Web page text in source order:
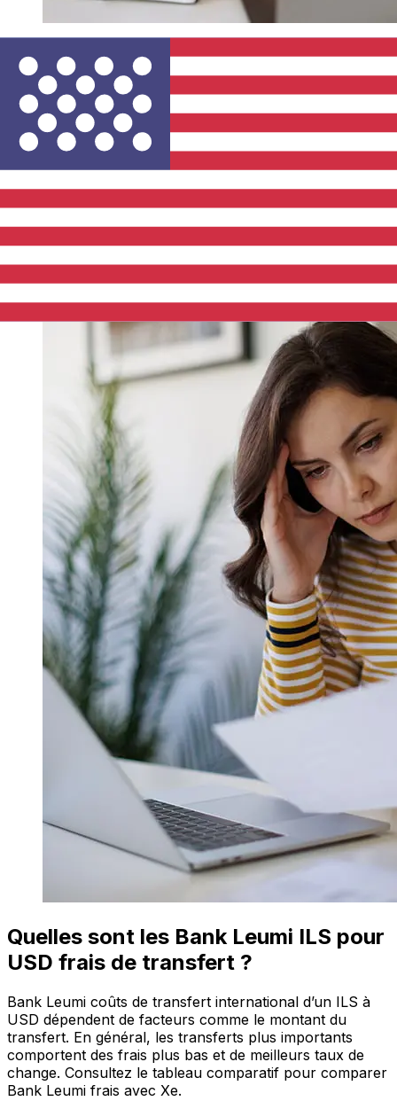
À quelle vitesse un transfert Bank
Leumi ILS USD ?
Les délais de livraison pour les transferts internationaux
avec Bank Leumi de Israël à États-Unis varient selon le
général, les virements bancaires internationaux
prennent de 1 à 5 jours ouvrables. Des facteurs tels que
les jours fériés bancaires et les contrôles de sécurité
peuvent également influencer la livraison. Vérifiez les
délais de Bank Leumi le-Israel B.Mpour éviter les
retards.
Quelles sont les Bank Leumi ILS pour
USD frais de transfert ?
Bank Leumi coûts de transfert international d’un ILS à
USD dépendent de facteurs comme le montant du
transfert. En général, les transferts plus importants
comportent des frais plus bas et de meilleurs taux de
change. Consultez le tableau comparatif pour comparer
Bank Leumi frais avec Xe.